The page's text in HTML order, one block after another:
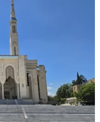
phạt đối với
toàn thực
trong lĩnh vực an
Nội nêu rõ vi phạm